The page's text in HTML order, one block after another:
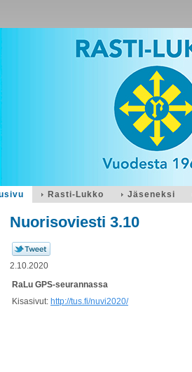
Rasti-Lukko Jäseneksi
Nuorisoviesti 3.10
2.10.2020
RaLu GPS-seurannassa
Kisasivut: http://tus.fi/nuvi2020/